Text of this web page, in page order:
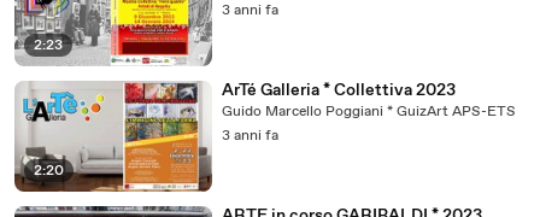
2:23
3 anni fa
2:20
ArTé Galleria * Collettiva 2023
Guido Marcello Poggiani * GuizArt APS-ETS
3 anni fa